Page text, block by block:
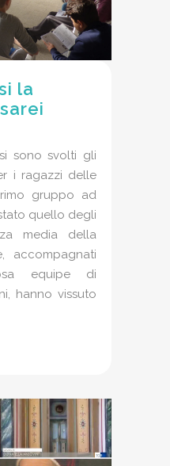
la
sono svolti gli
i ragazzi delle
gruppo ad
quello degli
media della
accompagnati
equipe di
hanno vissuto